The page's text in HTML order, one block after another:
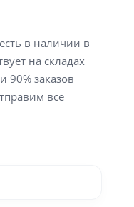
в наличии в
на складах
90% заказов
все